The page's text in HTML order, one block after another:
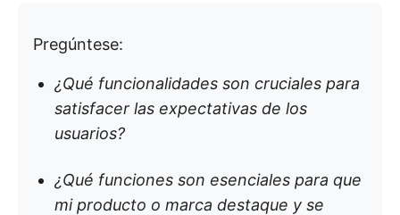
Pregúntese:
¿Qué funcionalidades son cruciales para
satisfacer las expectativas de los
usuarios?
¿Qué funciones son esenciales para que
mi producto o marca destaque y se